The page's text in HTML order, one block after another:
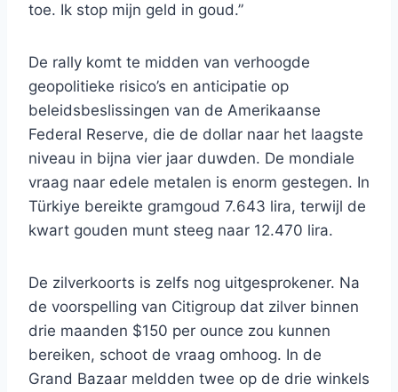
toe. Ik stop mijn geld in goud.”
De rally komt te midden van verhoogde
geopolitieke risico’s en anticipatie op
beleidsbeslissingen van de Amerikaanse
Federal Reserve, die de dollar naar het laagste
niveau in bijna vier jaar duwden. De mondiale
vraag naar edele metalen is enorm gestegen. In
Türkiye bereikte gramgoud 7.643 lira, terwijl de
kwart gouden munt steeg naar 12.470 lira.
De zilverkoorts is zelfs nog uitgesprokener. Na
de voorspelling van Citigroup dat zilver binnen
drie maanden $150 per ounce zou kunnen
bereiken, schoot de vraag omhoog. In de
Grand Bazaar meldden twee op de drie winkels